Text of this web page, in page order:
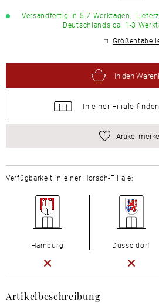
Versandfertig in 5-7 Werktagen,
Deutschlands ca. 1-3
In den
In einer Filiale
Artikel
Artikelbeschreibung
Verfügbarkeit in einer Horsch-Filiale:
Hamburg Düsseldorf